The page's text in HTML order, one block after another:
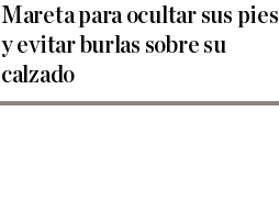
Mareta para ocultar sus pies
y evitar burlas sobre su
calzado